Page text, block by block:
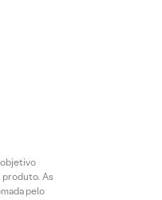
objetivo
produto. As
pelo